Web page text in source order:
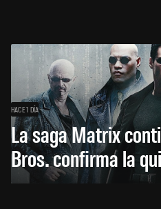
HACE 1 DÍA
La saga Matrix
Bros. confirma la